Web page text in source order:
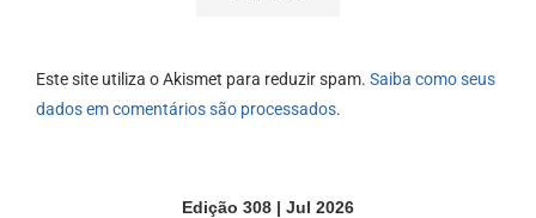
Este site utiliza o Akismet para reduzir spam. Saiba como seus
dados em comentários são processados.
Edição 308 | Jul 2026